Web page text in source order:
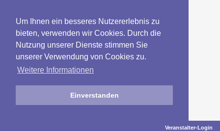
Um Ihnen ein besseres Nutzererlebnis zu
bieten, verwenden wir Cookies. Durch die
Nutzung unserer Dienste stimmen Sie
unserer Verwendung von Cookies zu.
Weitere Informationen
Einverstanden
Veranstalter-Login